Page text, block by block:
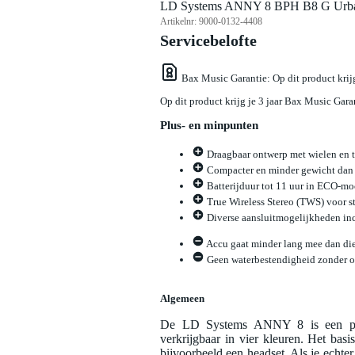
LD Systems ANNY 8 BPH B8 G
Artikelnr: 9000-0132-4408
Servicebelofte
Bax Music Garantie: Op dit product
Op dit product krijg je 3 jaar Bax Music
Plus- en minpunten
Draagbaar ontwerp met wielen en
Compacter en minder gewicht
Batterijduur tot 11 uur in ECO-
True Wireless Stereo (TWS) voor
Diverse aansluitmogelijkheden
Accu gaat minder lang mee dan
Geen waterbestendigheid zonder
Algemeen
De LD Systems ANNY 8 is een
verkrijgbaar in vier kleuren. Het